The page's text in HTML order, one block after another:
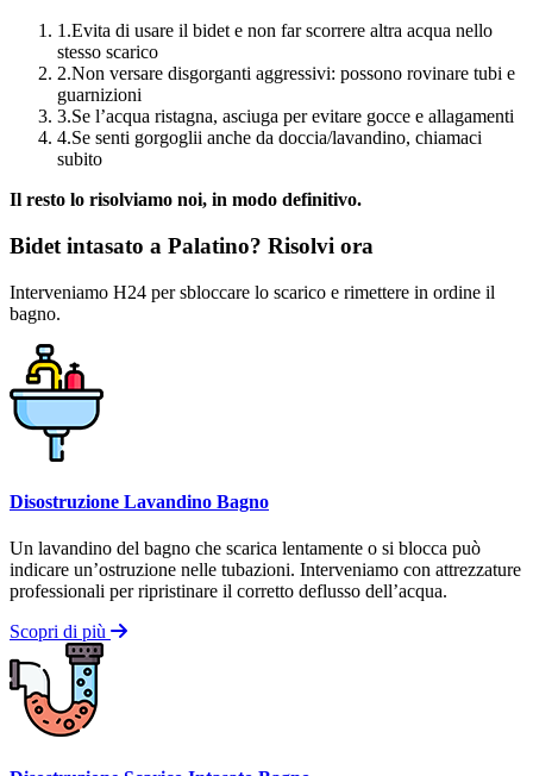
1.Evita di usare il bidet e non far scorrere altra acqua nello
stesso scarico
2.Non versare disgorganti aggressivi: possono rovinare tubi e
guarnizioni
3.Se l’acqua ristagna, asciuga per evitare gocce e allagamenti
4.Se senti gorgoglii anche da doccia/lavandino, chiamaci
subito
Il resto lo risolviamo noi, in modo definitivo.
Bidet intasato a Palatino? Risolvi ora
Interveniamo H24 per sbloccare lo scarico e rimettere in ordine il
bagno.
Disostruzione Lavandino Bagno
Un lavandino del bagno che scarica lentamente o si blocca può
indicare un’ostruzione nelle tubazioni. Interveniamo con attrezzature
professionali per ripristinare il corretto deflusso dell’acqua.
Scopri di più